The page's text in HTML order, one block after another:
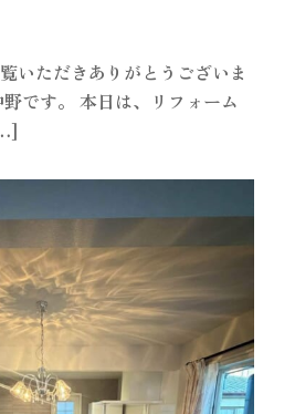
いただきありがとうございま
です。 本日は、リフォーム